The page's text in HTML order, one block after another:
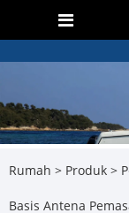
Rumah > Produk >
Basis Antena